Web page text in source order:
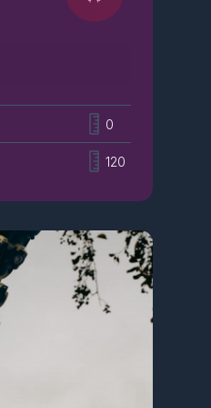
je mee op een
met rook- en
Een gids
van de jungle.
0
120